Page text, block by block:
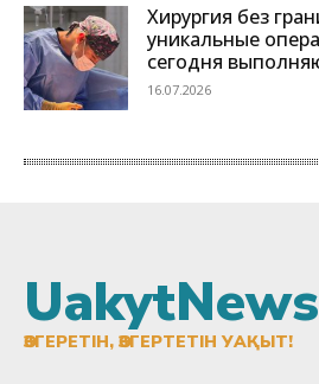
UakytNews
ӨЗГЕРЕТІН, ӨЗГЕРТЕТІН УАҚЫТ!